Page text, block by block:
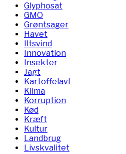
Glyphosat
GMO
Grøntsager
Havet
Iltsvind
Innovation
Insekter
Jagt
Kartoffelavl
Klima
Korruption
Kød
Kræft
Kultur
Landbrug
Livskvalitet